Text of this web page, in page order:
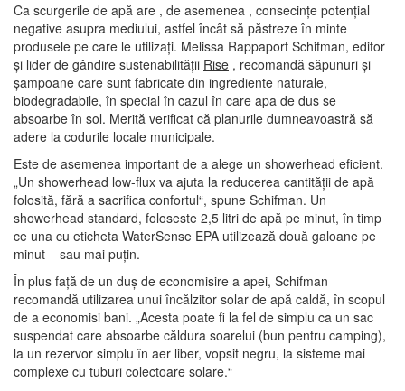
Ca scurgerile de apă are , de asemenea , consecințe potențial
negative asupra mediului, astfel încât să păstreze în minte
produsele pe care le utilizați. Melissa Rappaport Schifman, editor
și lider de gândire sustenabilității Rise , recomandă săpunuri și
șampoane care sunt fabricate din ingrediente naturale,
biodegradabile, în special în cazul în care apa de dus se
absoarbe în sol. Merită verificat că planurile dumneavoastră să
adere la codurile locale municipale.
Este de asemenea important de a alege un showerhead eficient.
„Un showerhead low-flux va ajuta la reducerea cantității de apă
folosită, fără a sacrifica confortul“, spune Schifman. Un
showerhead standard, foloseste 2,5 litri de apă pe minut, în timp
ce una cu eticheta WaterSense EPA utilizează două galoane pe
minut – sau mai puțin.
În plus față de un duș de economisire a apei, Schifman
recomandă utilizarea unui încălzitor solar de apă caldă, în scopul
de a economisi bani. „Acesta poate fi la fel de simplu ca un sac
suspendat care absoarbe căldura soarelui (bun pentru camping),
la un rezervor simplu în aer liber, vopsit negru, la sisteme mai
complexe cu tuburi colectoare solare.“